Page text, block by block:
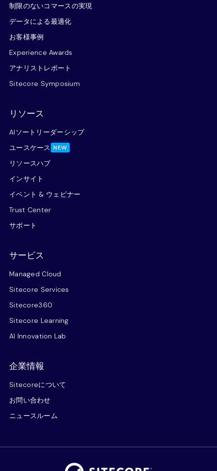
制限のないコマースの実現
データによる最適化
お客様事例
Experience Awards
アナリストレポート
Sitecore Symposium
リソース
AIソートリーダーシップ
ユースケース NEW
リソースハブ
インサイト
イベント & ウェビナー
Trust Center
サポート
サービス
Managed Cloud
Sitecore Services
Sitecore360
Sitecore Learning
AI Innovation Lab
企業情報
Sitecoreについて
お問い合わせ
ニュースルーム